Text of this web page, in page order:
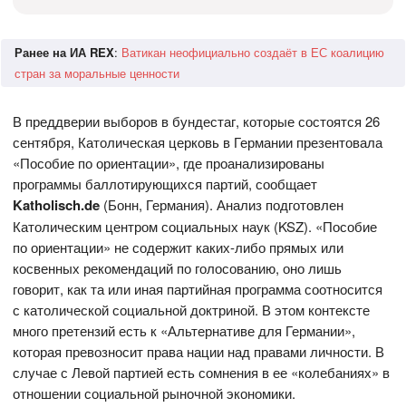
Ранее на ИА REX: Ватикан неофициально создаёт в ЕС коалицию
стран за моральные ценности
В преддверии выборов в бундестаг, которые состоятся 26
сентября, Католическая церковь в Германии презентовала
«Пособие по ориентации», где проанализированы
программы баллотирующихся партий, сообщает
Katholisch.de (Бонн, Германия). Анализ подготовлен
Католическим центром социальных наук (KSZ). «Пособие
по ориентации» не содержит каких-либо прямых или
косвенных рекомендаций по голосованию, оно лишь
говорит, как та или иная партийная программа соотносится
с католической социальной доктриной. В этом контексте
много претензий есть к «Альтернативе для Германии»,
которая превозносит права нации над правами личности. В
случае с Левой партией есть сомнения в ее «колебаниях» в
отношении социальной рыночной экономики.